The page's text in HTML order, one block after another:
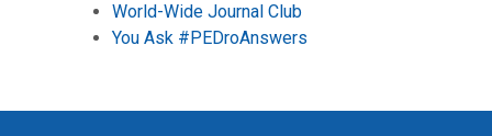
World-Wide Journal Club
You Ask #PEDroAnswers